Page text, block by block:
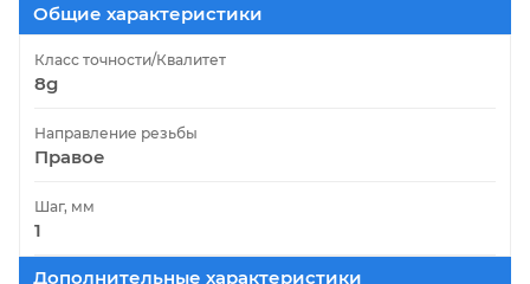
Общие характеристики
Класс точности/Квалитет
8g
Направление резьбы
Правое
Шаг, мм
1
Дополнительные характеристики